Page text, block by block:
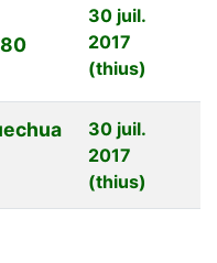
30 juil.
2017
(thius)
30 juil.
2017
(thius)